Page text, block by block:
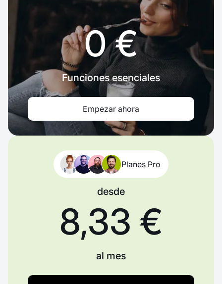
0 €
Funciones esenciales
Empezar ahora
Planes Pro
desde
8,33 €
al mes